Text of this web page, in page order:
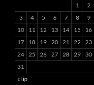
1
2
3
4 5 6 7 8
9
10
11 12 13 14 15
16
17
18 19 20 21 22 23
24 25 26 27 28 29
30
31
« lip